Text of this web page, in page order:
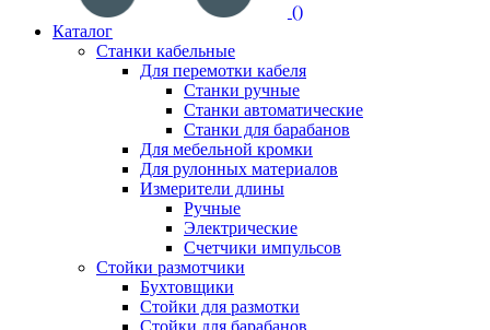
()
Каталог
Станки кабельные
Для перемотки кабеля
Станки ручные
Станки автоматические
Станки для барабанов
Для мебельной кромки
Для рулонных материалов
Измерители длины
Ручные
Электрические
Счетчики импульсов
Стойки размотчики
Бухтовщики
Стойки для размотки
Стойки для барабанов